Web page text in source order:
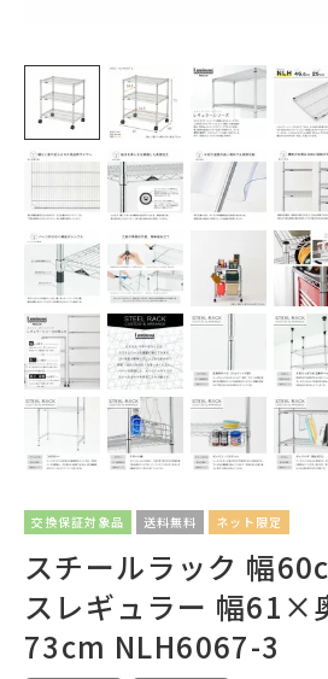
交換保証対象品 送料無料 ネット限定
スチールラック 幅
スレギュラー 幅61×
73cm NLH6067-3